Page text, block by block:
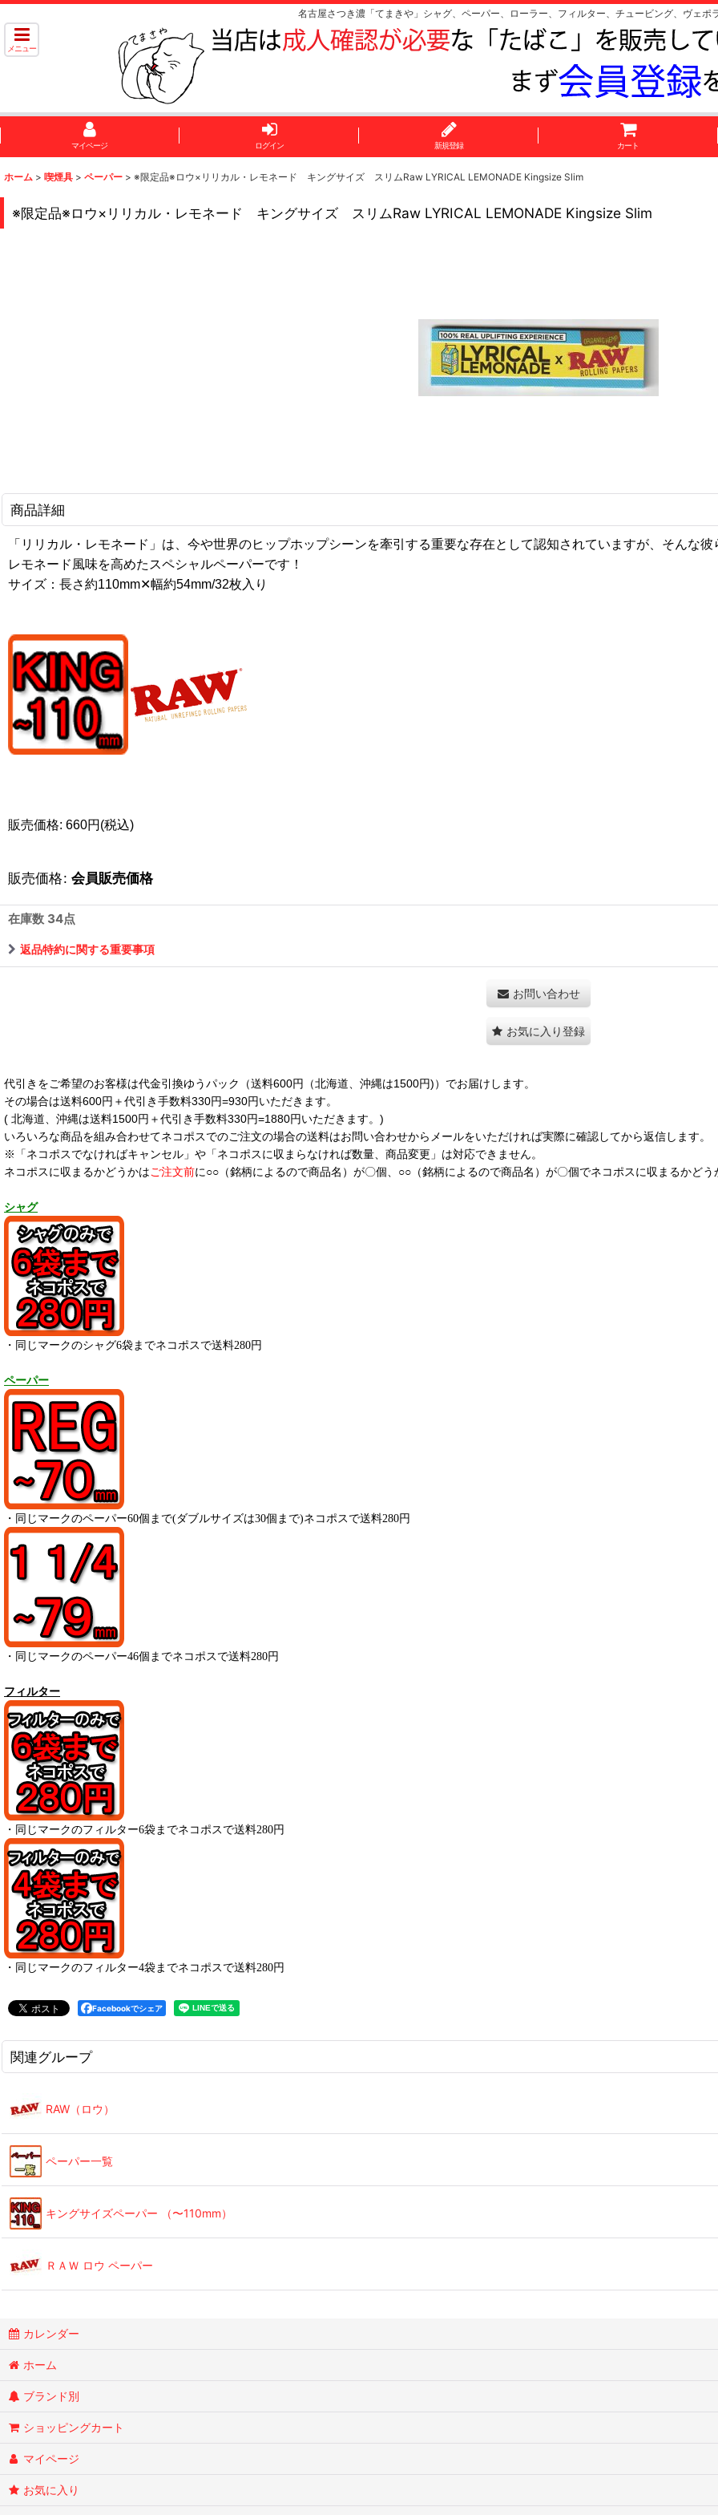
名古屋さつき濃「てまきや」シャグ、ペーパー、ローラー、フィルター、チュービング、ヴェポ
メニュー
マイページ ログイン 新規登録 カート
ホーム > 喫煙具 > ペーパー > ※限定品※ロウ×リリカル・レモネード キングサイズ スリムRaw LYRICAL LEMONADE Kingsize Slim
※限定品※ロウ×リリカル・レモネード キングサイズ スリムRaw LYRICAL LEMONADE Kingsize Slim
商品詳細
「リリカル・レモネード」は、今や世界のヒップホップシーンを牽引する重要な存在として認知されていますが、そんな彼
レモネード風味を高めたスペシャルペーパーです！
サイズ：長さ約110mm✕幅約54mm/32枚入り
販売価格: 660円(税込)
販売価格: 会員販売価格
在庫数 34点
返品特約に関する重要事項
お問い合わせ
お気に入り登録
代引きをご希望のお客様は代金引換ゆうパック（送料600円（北海道、沖縄は1500円)）でお届けします。
その場合は送料600円＋代引き手数料330円=930円いただきます。
( 北海道、沖縄は送料1500円＋代引き手数料330円=1880円いただきます。)
いろいろな商品を組み合わせてネコポスでのご注文の場合の送料はお問い合わせからメールをいただければ実際に確認してから返信します。
※「ネコポスでなければキャンセル」や「ネコポスに収まらなければ数量、商品変更」は対応できません。
ネコポスに収まるかどうかはご注文前に○○（銘柄によるので商品名）が〇個、○○（銘柄によるので商品名）が〇個でネコポスに収まるかど
シャグ
・同じマークのシャグ6袋までネコポスで送料280円
ペーパー
・ 同じマークのペーパー60個まで(ダブルサイズは30個まで)ネコポスで送料280円
・ 同じマークのペーパー46個までネコポスで送料280円
フィルター
・ 同じマークのフィルター6袋までネコポスで送料280円
・ 同じマークのフィルター4袋までネコポスで送料280円
Facebookでシェア
関連グループ
RAW（ロウ）
ペーパー一覧
キングサイズペーパー （〜110mm）
ＲＡＷ ロウ ペーパー
カレンダー
ホーム
ブランド別
ショッピングカート
マイページ
お気に入り